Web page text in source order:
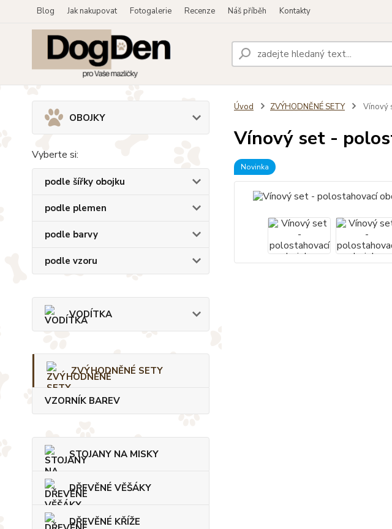
Blog Jak nakupovat Fotogalerie Recenze Náš příběh Kontakty
OBOJKY
Vyberte si:
podle šířky obojku
podle plemen
podle barvy
podle vzoru
VODÍTKA
ZVÝHODNĚNÉ SETY
VZORNÍK BAREV
STOJANY NA MISKY
DŘEVĚNÉ VĚŠÁKY
DŘEVĚNÉ KŘÍŽE
Úvod ZVÝHODNĚNÉ SETY Vínový
Vínový set -
Novinka